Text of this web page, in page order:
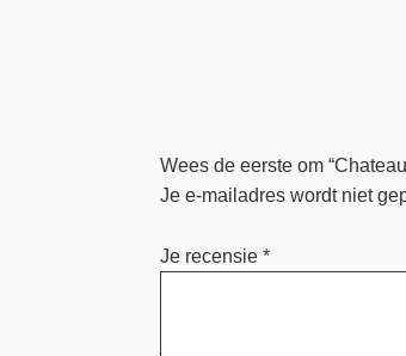
Wees de eerste om
Je e-mailadres wordt niet
Je recensie*